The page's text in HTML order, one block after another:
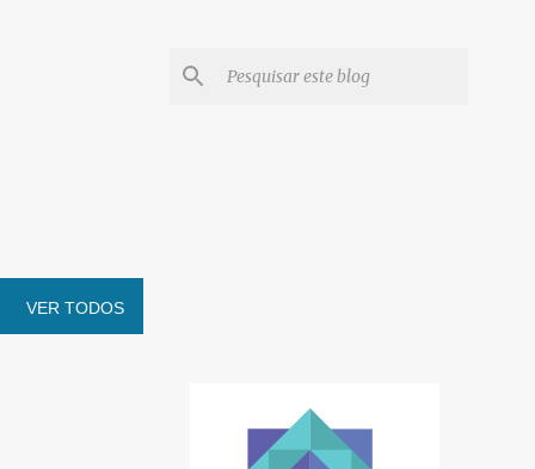
VER TODOS